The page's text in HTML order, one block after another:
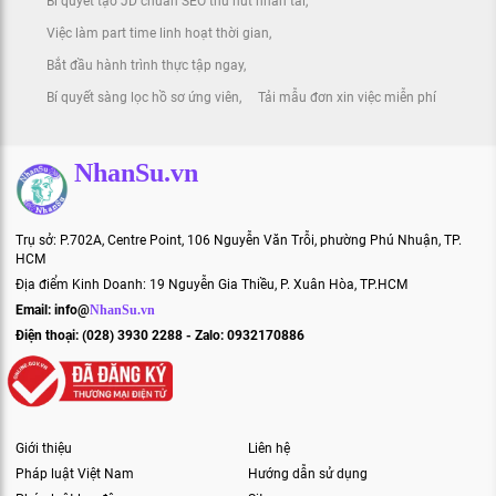
Việc làm part time linh hoạt thời gian
Bắt đầu hành trình thực tập ngay
Bí quyết sàng lọc hồ sơ ứng viên Tải mẫu đơn xin việc miễn phí
NhanSu.vn
Trụ sở: P.702A, Centre Point, 106 Nguyễn Văn Trỗi, phường Phú Nhuận, TP.
HCM
Địa điểm Kinh Doanh: 19 Nguyễn Gia Thiều, P. Xuân Hòa, TP.HCM
Email: info@NhanSu.vn
Điện thoại: (028) 3930 2288 - Zalo: 0932170886
Giới thiệu
Pháp luật Việt Nam
Liên hệ
Hướng dẫn sử dụng